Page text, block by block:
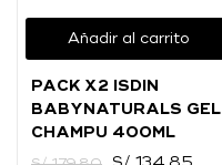
Añadir al carrito
PACK X2 ISDIN
BABYNATURALS GEL
CHAMPU 400ML